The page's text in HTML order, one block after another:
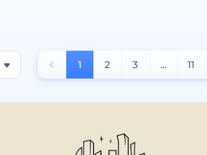
1 2 3 ... 11